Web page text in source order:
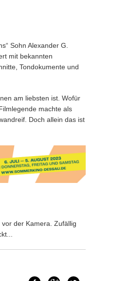
Sohn Alexander G.
mit bekannten
Tondokumente und
am liebsten ist. Wofür
machte als
Doch allein das ist
der Kamera. Zufällig